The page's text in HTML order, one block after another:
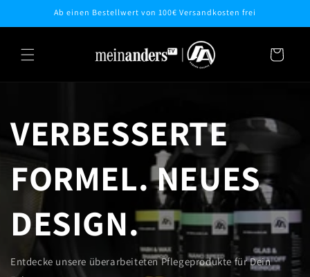
Inhalt
Ab einen Bestellwert von 100€ Versandkosten frei
Warenkorb
VERBESSERTE
FORMEL. NEUES
DESIGN.
Entdecke unsere überarbeiteten Pflegeprodukte für Dein